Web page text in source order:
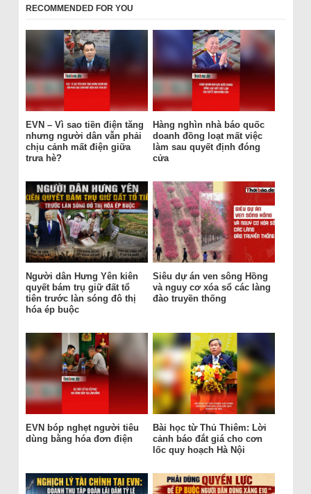
RECOMMENDED FOR YOU
EVN – Vì sao tiền điện tăng
nhưng người dân vẫn phải
chịu cảnh mất điện giữa
trưa hè?
Hàng nghìn nhà báo quốc
doanh đồng loạt mất việc
làm sau quyết định đóng
cửa
Người dân Hưng Yên kiên
quyết bám trụ giữ đất tổ
tiên trước làn sóng đô thị
hóa ép buộc
Siêu dự án ven sông Hồng
và nguy cơ xóa sổ các làng
đào truyền thống
EVN bóp nghẹt người tiêu
dùng bằng hóa đơn điện
Bài học từ Thủ Thiêm: Lời
cảnh báo đắt giá cho cơn
lốc quy hoạch Hà Nội